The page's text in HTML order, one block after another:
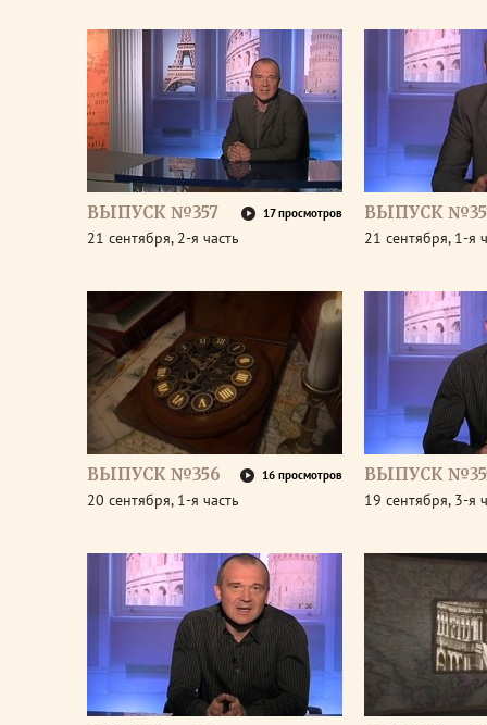
ВЫПУСК №357 17 просмотров
21 сентября, 2-я часть
ВЫПУСК
21 сентября, 1-я
ВЫПУСК №356 16 просмотров
20 сентября, 1-я часть
ВЫПУСК
19 сентября, 3-я